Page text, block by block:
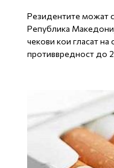
Резидентите можат
Република
чекови кои гласат на
противвредност до